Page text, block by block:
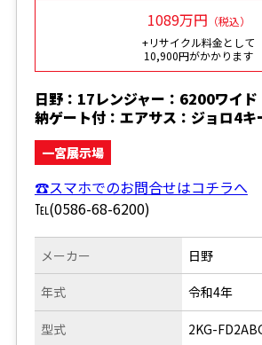
1089万円 （税込）
+リサイクル料金として
10,900円がかかります
日野：17レンジャー：6200ワイ
納ゲート付：エアサス：ジョロ4キ
一宮展示場
☎スマホでのお問合せはコチラへ
℡(0586-68-6200)
メーカー
年式
型式
日野
令和4年
2KG-